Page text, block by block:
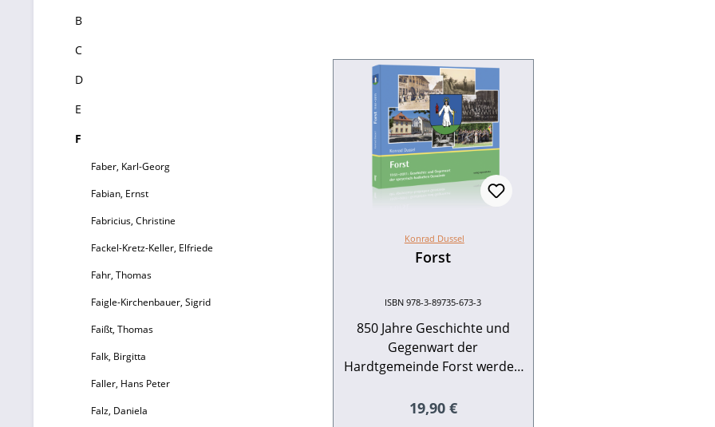
B
C
D
E
F
Faber, Karl-Georg
Fabian, Ernst
Fabricius, Christine
Fackel-Kretz-Keller, Elfriede
Fahr, Thomas
Faigle-Kirchenbauer, Sigrid
Faißt, Thomas
Falk, Birgitta
Faller, Hans Peter
Falz, Daniela
Konrad Dussel
Forst
ISBN 978-3-89735-673-3
850 Jahre Geschichte und
Gegenwart der
Hardtgemeinde Forst werden
der Gemeinde Forst
Regulärer Preis:
19,90 €